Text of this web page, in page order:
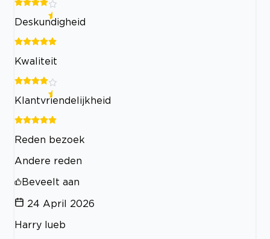
Deskundigheid
Kwaliteit
Klantvriendelijkheid
Reden bezoek
Andere reden
Beveelt aan
24 April 2026
Harry lueb